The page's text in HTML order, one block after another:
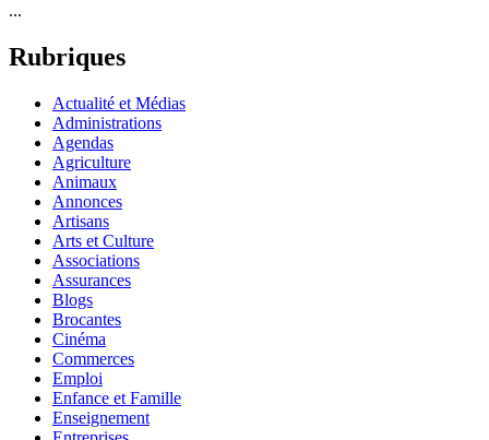
...
Rubriques
Actualité et Médias
Administrations
Agendas
Agriculture
Animaux
Annonces
Artisans
Arts et Culture
Associations
Assurances
Blogs
Brocantes
Cinéma
Commerces
Emploi
Enfance et Famille
Enseignement